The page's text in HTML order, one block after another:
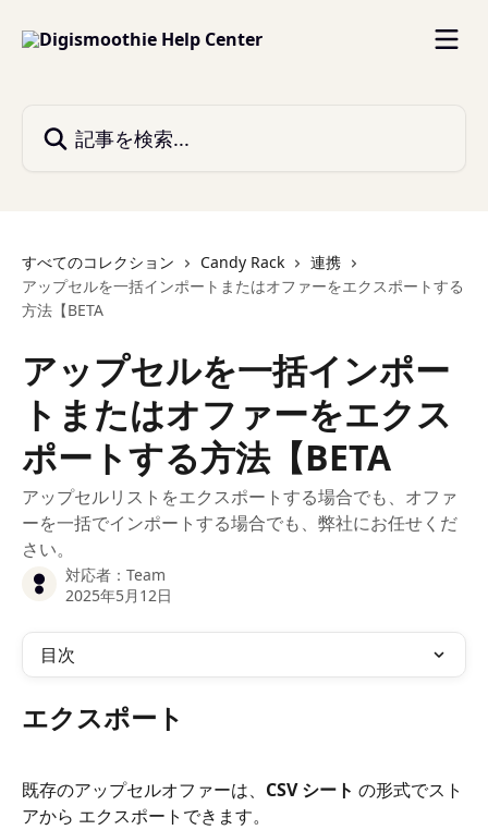
すべてのコレクション Candy Rack
連携
アップセルを一括インポートまたはオファーをエクスポートする
方法【BETA
アップセルを一括インポー
トまたはオファーをエクス
ポートする方法【BETA
アップセルリストをエクスポートする場合でも、オファ
ーを一括でインポートする場合でも、弊社にお任せくだ
さい。
対応者： Team
2025年5月12日
目次
エクスポート
既存のアップセルオファーは、 CSV シート の形式でスト
アから エクスポートできます。